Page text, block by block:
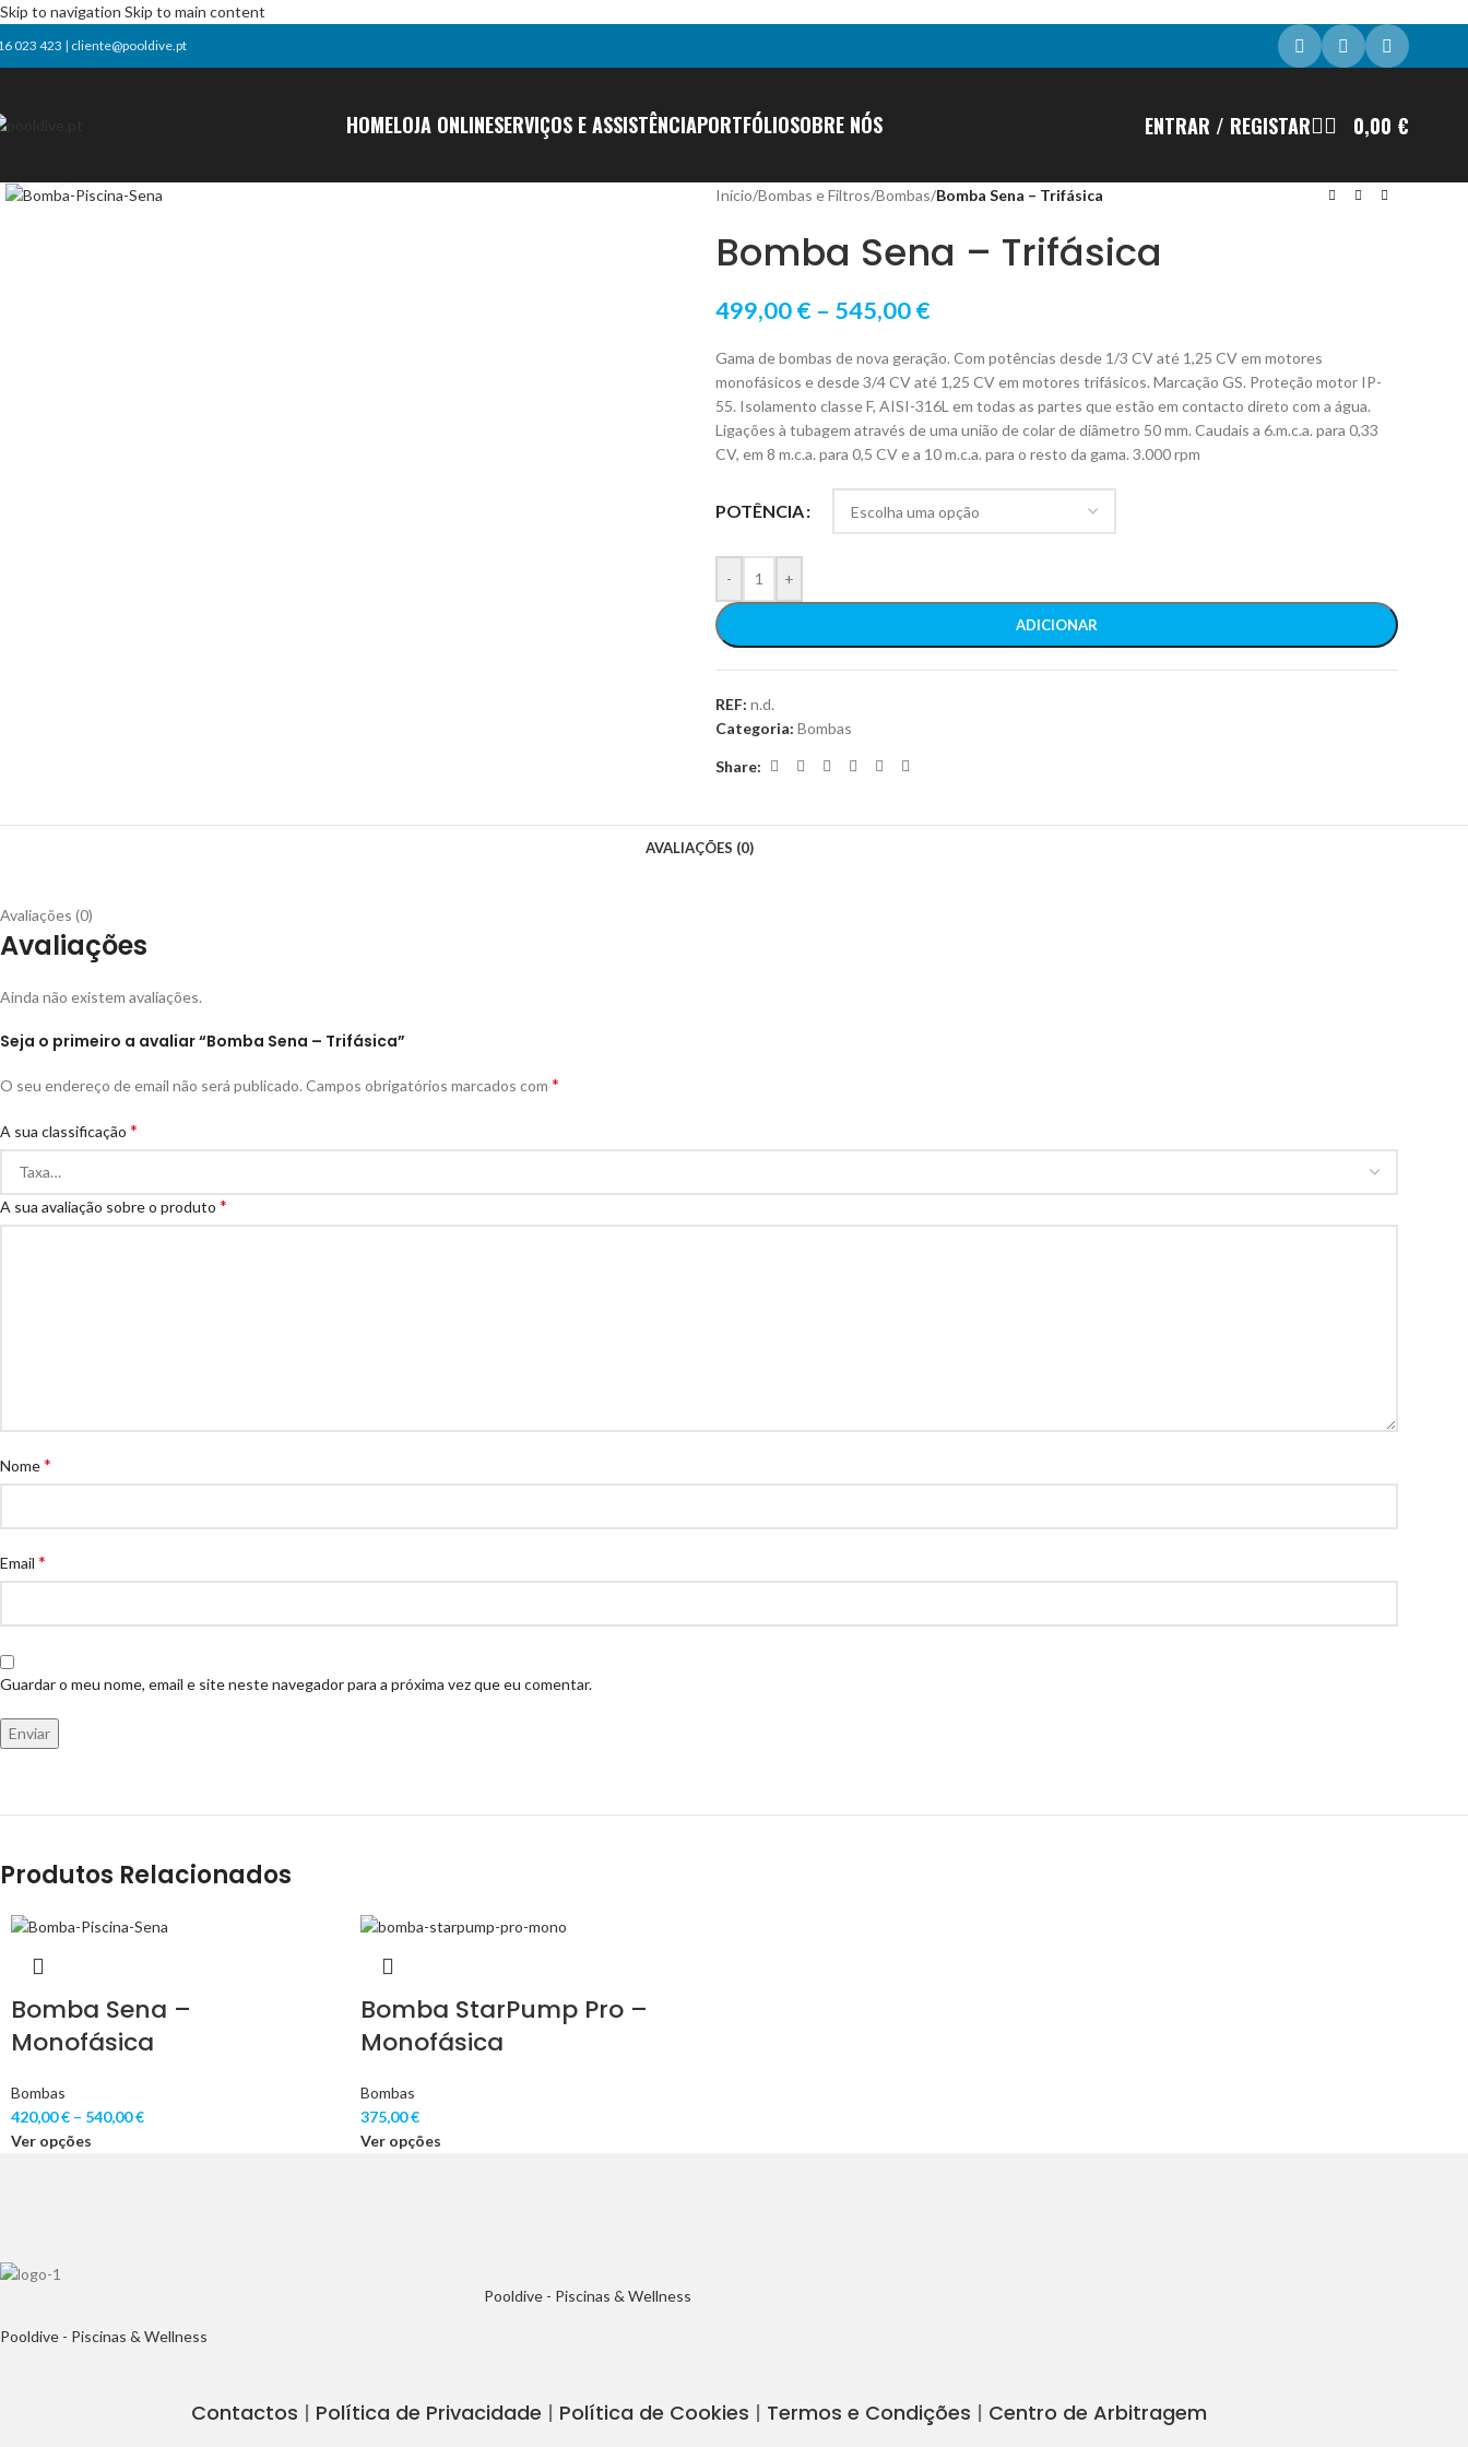
Skip to navigation Skip to main content
023 423 | cliente@pooldive.pt
HOMELOJA ONLINESERVIÇOS E ASSISTÊNCIAPORTFÓLIOSOBRE NÓS ENTRAR / REGISTAR 0,00 €
Início/Bombas e Filtros/Bombas/Bomba Sena – Trifásica
Bomba Sena – Trifásica
499,00€ – 545,00€
Gama de bombas de nova geração. Com potências desde 1/3 CV até 1,25 CV em motores
monofásicos e desde 3/4 CV até 1,25 CV em motores trifásicos. Marcação GS. Proteção motor IP-
55. Isolamento classe F, AISI-316L em todas as partes que estão em contacto direto com a água.
Ligações à tubagem através de uma união de colar de diâmetro 50 mm. Caudais a 6.m.c.a. para 0,33
CV, em 8 m.c.a. para 0,5 CV e a 10 m.c.a. para o resto da gama. 3.000 rpm
POTÊNCIA
- +
ADICIONAR
REF: n.d.
Categoria: Bombas
Share:
AVALIAÇÕES (0)
Avaliações (0)
Avaliações
Ainda não existem avaliações.
Seja o primeiro a avaliar “Bomba Sena – Trifásica”
O seu endereço de email não será publicado. Campos obrigatórios marcados com *
A sua classificação *
A sua avaliação sobre o produto *
Nome*
Email *
Guardar o meu nome, email e site neste navegador para a próxima vez que eu comentar.
Produtos Relacionados
Bomba Sena –
Monofásica
Bombas
420,00€ – 540,00€
Ver opções
Bomba StarPump Pro –
Monofásica
Bombas
375,00€
Ver opções
Pooldive - Piscinas & Wellness
Pooldive - Piscinas & Wellness
Contactos | Política de Privacidade | Política de Cookies | Termos e Condições | Centro de Arbitragem